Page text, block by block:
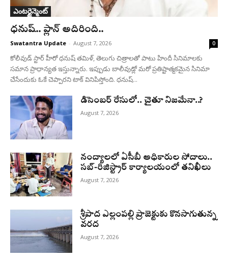
ఎంటర్టైన్మెంట్
ధనుష్‌.. ప్లాన్ అదిరింది..
Swatantra Update - August 7, 2026 0
కోలీవుడ్ స్టార్ హీరో ధనుష్ తమిళ్, తెలుగు చిత్రాలతో పాటు హిందీ సినిమాలకు
సమాన ప్రాధాన్యత ఇస్తున్నారు. ఇప్పుడు బాలీవుడ్లో మరో ప్రతిష్టాత్మకమైన సినిమా
చేసేందుకు ఓకే చెప్పారని టాక్ వినిపిస్తోంది. ధనుష్...
డిసెంబర్ రేసులో.. చైతూ నిజమేనా..?
August 7, 2026
నంద్యాలలో ఏసీబీ అధికారుల సోదాలు..
సబ్-రిజిస్ట్రార్ కార్యాలయంలో తనిఖీలు
August 7, 2026
శ్రీపాద ఎల్లంపల్లి ప్రాజెక్టుకు కొనసాగుతున్న
వరద
August 7, 2026